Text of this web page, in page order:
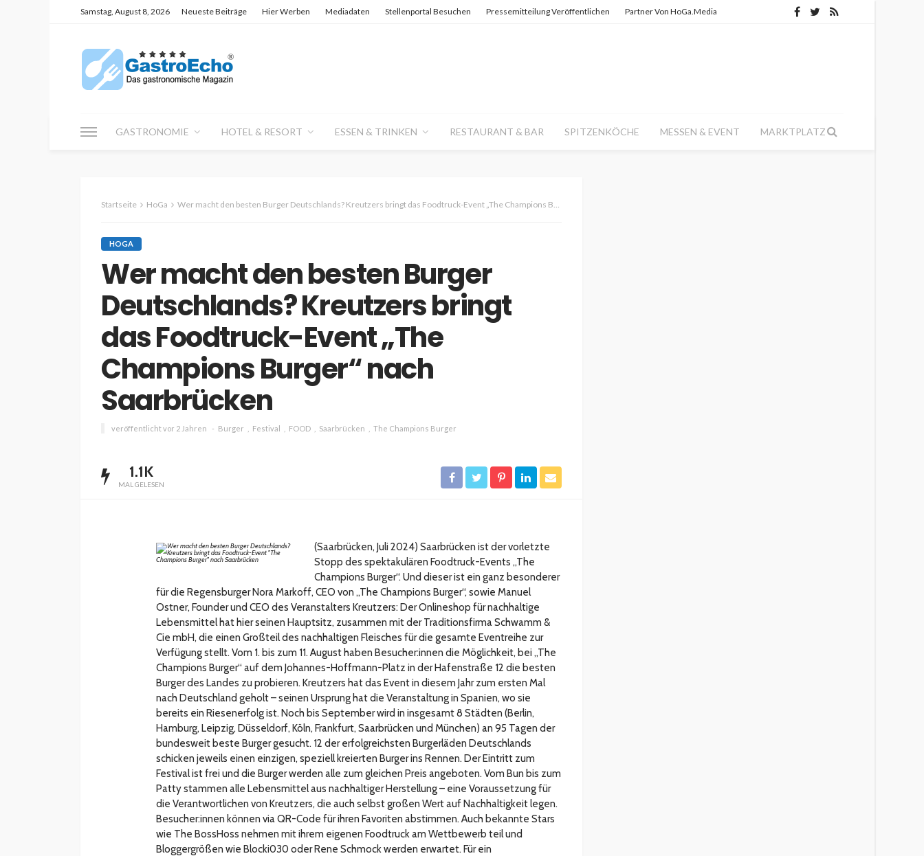
Samstag, August 8, 2026 Neueste Beiträge Hier Werben Mediadaten Stellenportal Besuchen Pressemitteilung Veröffentlichen Partner Von HoGa.Media
GASTRONOMIE HOTEL & RESORT ESSEN & TRINKEN RESTAURANT & BAR SPITZENKÖCHE MESSEN & EVENT MARKTPLATZ
Startseite HoGa Wer macht den besten Burger Deutschlands? Kreutzers bringt das Foodtruck-Event „The Champions Burger“ nach Saarbrücken
HOGA
Wer macht den besten Burger
Deutschlands? Kreutzers bringt
das Foodtruck-Event „The
Champions Burger“ nach
Saarbrücken
veröffentlicht vor 2 Jahren Burger Festival FOOD Saarbrücken The Champions Burger
1.1K
MAL GELESEN
(Saarbrücken, Juli 2024) Saarbrücken ist der vorletzte
Stopp des spektakulären Foodtruck-Events „The
Champions Burger“. Und dieser ist ein ganz besonderer
für die Regensburger Nora Markoff, CEO von „The Champions Burger“, sowie Manuel
Ostner, Founder und CEO des Veranstalters Kreutzers: Der Onlineshop für nachhaltige
Lebensmittel hat hier seinen Hauptsitz, zusammen mit der Traditionsfirma Schwamm &
Cie mbH, die einen Großteil des nachhaltigen Fleisches für die gesamte Eventreihe zur
Verfügung stellt. Vom 1. bis zum 11. August haben Besucher:innen die Möglichkeit, bei „The
Champions Burger“ auf dem Johannes-Hoffmann-Platz in der Hafenstraße 12 die besten
Burger des Landes zu probieren. Kreutzers hat das Event in diesem Jahr zum ersten Mal
nach Deutschland geholt – seinen Ursprung hat die Veranstaltung in Spanien, wo sie
bereits ein Riesenerfolg ist. Noch bis September wird in insgesamt 8 Städten (Berlin,
Hamburg, Leipzig, Düsseldorf, Köln, Frankfurt, Saarbrücken und München) an 95 Tagen der
bundesweit beste Burger gesucht. 12 der erfolgreichsten Burgerläden Deutschlands
schicken jeweils einen einzigen, speziell kreierten Burger ins Rennen. Der Eintritt zum
Festival ist frei und die Burger werden alle zum gleichen Preis angeboten. Vom Bun bis zum
Patty stammen alle Lebensmittel aus nachhaltiger Herstellung – eine Voraussetzung für
die Verantwortlichen von Kreutzers, die auch selbst großen Wert auf Nachhaltigkeit legen.
Besucher:innen können via QR-Code für ihren Favoriten abstimmen. Auch bekannte Stars
wie The BossHoss nehmen mit ihrem eigenen Foodtruck am Wettbewerb teil und
Bloggergrößen wie Blocki030 oder Rene Schmock werden erwartet. Für ein